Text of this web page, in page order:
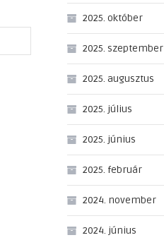
2025. október
2025. szeptember
2025. augusztus
2025. július
2025. június
2025. február
2024. november
2024. június